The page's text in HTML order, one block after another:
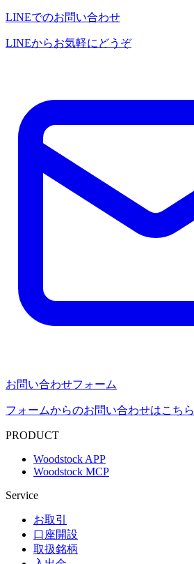
LINEでのお問い合わせ
LINEからお気軽にどうぞ
お問い合わせフォーム
フォームからのお問い合わせはこちら
PRODUCT
Woodstock APP
Woodstock MCP
Service
お取引
口座開設
取扱銘柄